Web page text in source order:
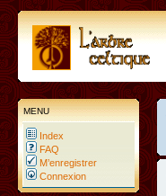
MENU
Index
FAQ
M’enregistrer
Connexion